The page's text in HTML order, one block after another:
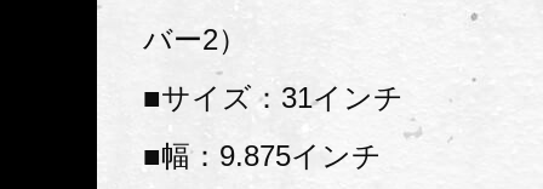
バー2）
■サイズ：31インチ
■幅：9.875インチ